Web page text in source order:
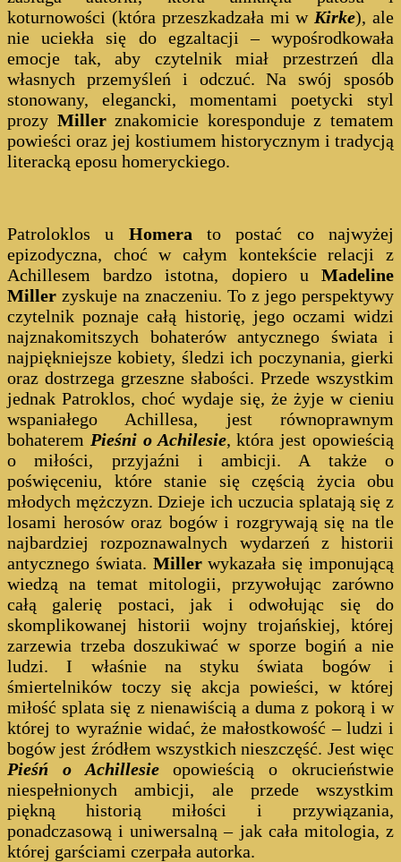
koturnowości (która przeszkadzała mi wKirke), ale
nie uciekła się do egzaltacji – wypośrodkowała
emocje tak, aby czytelnik miał przestrzeń dla
własnych przemyśleń i odczuć. Na swój sposób
stonowany, elegancki, momentami poetycki styl
prozy Millerznakomicie koresponduje z tematem
powieści oraz jej kostiumem historycznym i tradycją
literacką eposu homeryckiego.
Patroloklos u Homera to postać co najwyżej
epizodyczna, choć w całym kontekście relacji z
Achillesem bardzo istotna, dopiero u Madeline
Miller zyskuje na znaczeniu. To z jego perspektywy
czytelnik poznaje całą historię, jego oczami widzi
najznakomitszych bohaterów antycznego świata i
najpiękniejsze kobiety, śledzi ich poczynania, gierki
oraz dostrzega grzeszne słabości. Przede wszystkim
jednak Patroklos, choć wydaje się, że żyje w cieniu
wspaniałego Achillesa, jest równoprawnym
bohaterem Pieśni o Achilesie, która jest opowieścią
o miłości, przyjaźni i ambicji. A także o
poświęceniu, które stanie się częścią życia obu
młodych mężczyzn. Dzieje ich uczucia splatają się z
losami herosów oraz bogów i rozgrywają się na tle
najbardziej rozpoznawalnych wydarzeń z historii
antycznego świata. Millerwykazała się imponującą
wiedzą na temat mitologii, przywołując zarówno
całą galerię postaci, jak i odwołując się do
skomplikowanej historii wojny trojańskiej, której
zarzewia trzeba doszukiwać w sporze bogiń a nie
ludzi. I właśnie na styku świata bogów i
śmiertelników toczy się akcja powieści, w której
miłość splata się z nienawiścią a duma z pokorą i w
której to wyraźnie widać, że małostkowość – ludzi i
bogów jest źródłem wszystkich nieszczęść. Jest więc
Pieśń o Achillesieopowieścią o okrucieństwie
niespełnionych ambicji, ale przede wszystkim
piękną historią miłości i przywiązania,
ponadczasową i uniwersalną – jak cała mitologia, z
której garściami czerpała autorka.